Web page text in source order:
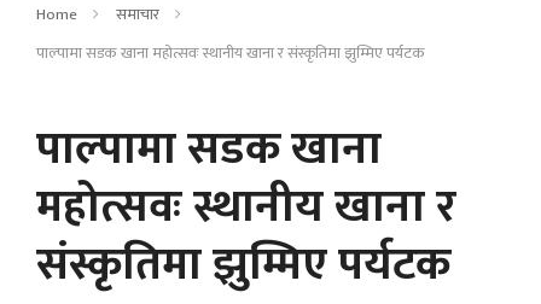
Home
समाचार
पाल्पामा सडक खाना महोत्सवः स्थानीय खाना र संस्कृतिमा झुम्मिए पर्यटक
पाल्पामा सडक खाना
महोत्सवः स्थानीय खाना र
संस्कृतिमा झुम्मिए पर्यटक